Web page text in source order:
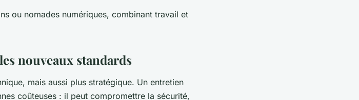
ou nomades numériques, combinant travail et
nouveaux standards
mais aussi plus stratégique. Un entretien
coûteuses : il peut compromettre la sécurité,